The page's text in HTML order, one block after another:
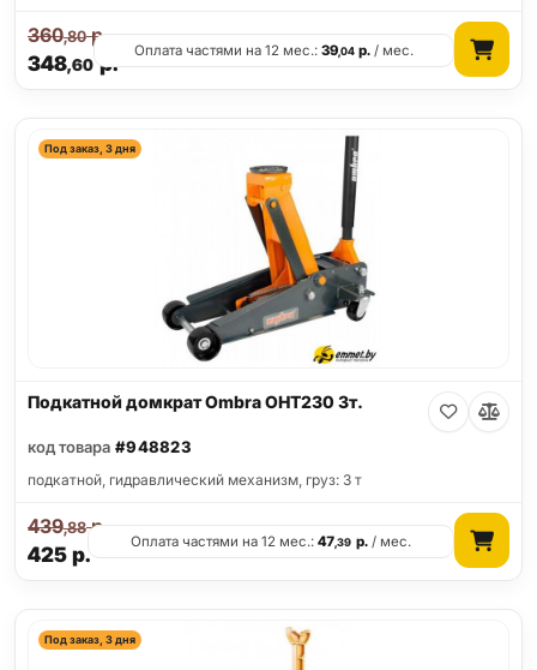
348,60р.
360,80р.
Оплата частями на 12 мес.:39,04 р. / мес.
Под заказ, 3 дня
Подкатной домкрат Ombra OHT230 3т.
код товара #948823
подкатной, гидравлический механизм, груз: 3 т
425р.
439,88р.
Оплата частями на 12 мес.:47,39 р./ мес.
Под заказ, 3 дня